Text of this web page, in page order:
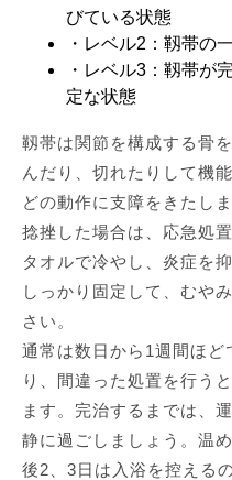
びている状態
・レベル2：靱帯の
・レベル3：靱帯が
定な状態
靱帯は関節を構成する骨
んだり、切れたりして機
どの動作に支障をきたしま
捻挫した場合は、応急処
タオルで冷やし、炎症を
しっかり固定して、むや
さい。
通常は数日から1週間ほど
り、間違った処置を行う
ます。完治するまでは、
静に過ごしましょう。温
後2、3日は入浴を控える